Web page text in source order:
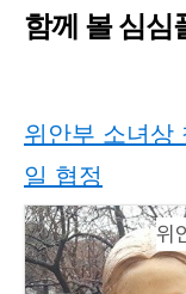
함께 볼 심심
위안부 소녀상
일 협정